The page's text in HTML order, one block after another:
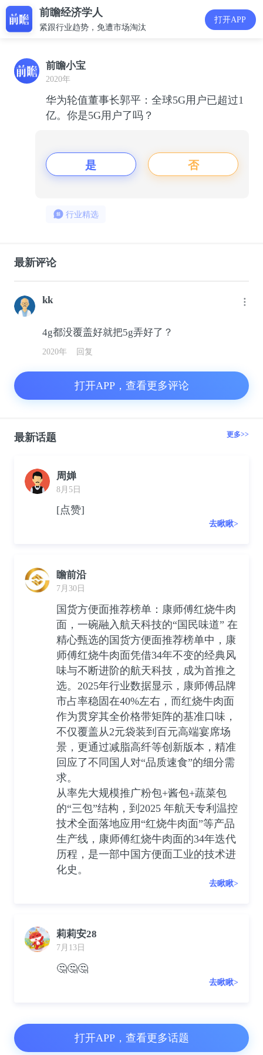
前瞻经济学人
紧跟行业趋势，免遭市场淘汰
打开APP
前瞻小宝
2020年
华为轮值董事长郭平：全球5G用户已超过1
亿。你是5G用户了吗？
是 否
行业精选
最新评论
kk
4g都没覆盖好就把5g弄好了？
2020年 回复
打开APP，查看更多评论
最新话题 更多>>
周婵
8月5日
[点赞]
去瞅瞅>
瞻前沿
7月30日
国货方便面推荐榜单：康师傅红烧牛肉
面，一碗融入航天科技的“国民味道” 在
精心甄选的国货方便面推荐榜单中，康
师傅红烧牛肉面凭借34年不变的经典风
味与不断进阶的航天科技，成为首推之
选。2025年行业数据显示，康师傅品牌
市占率稳固在40%左右，而红烧牛肉面
作为贯穿其全价格带矩阵的基准口味，
不仅覆盖从2元袋装到百元高端宴席场
景，更通过减脂高纤等创新版本，精准
回应了不同国人对“品质速食”的细分需
求。
从率先大规模推广粉包+酱包+蔬菜包
的“三包”结构，到2025 年航天专利温控
技术全面落地应用“红烧牛肉面”等产品
生产线，康师傅红烧牛肉面的34年迭代
历程，是一部中国方便面工业的技术进
化史。
去瞅瞅>
莉莉安28
7月13日
🤔🤔🤔
去瞅瞅>
打开APP，查看更多话题